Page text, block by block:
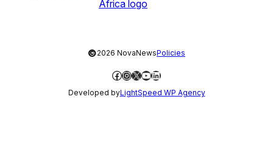
©2026 NovaNewsPolicies
Facebook
Instagram
X YouTube
LinkedIn
Developed byLightSpeed WP Agency